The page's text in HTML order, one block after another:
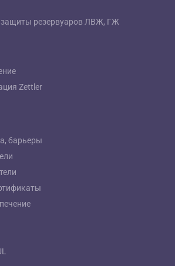
защиты резервуаров ЛВЖ, ГЖ
Zettler
барьеры